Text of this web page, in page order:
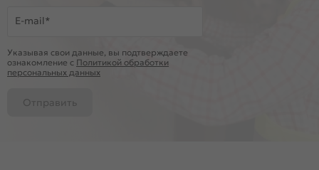
E-mail*
Указывая свои данные, вы подтверждаете
ознакомление c Политикой обработки
персональных данных
Отправить